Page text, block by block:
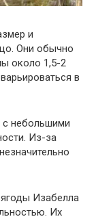
и
Они обычно
около 1,5-2
в
небольшими
Из-за
Изабелла
Их